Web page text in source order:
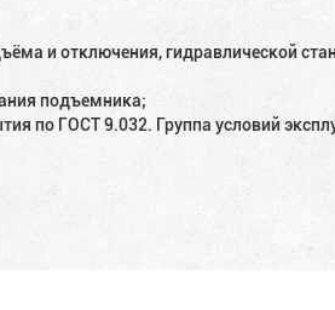
и отключения, гидравлической
подъемника;
по ГОСТ 9.032. Группа условий